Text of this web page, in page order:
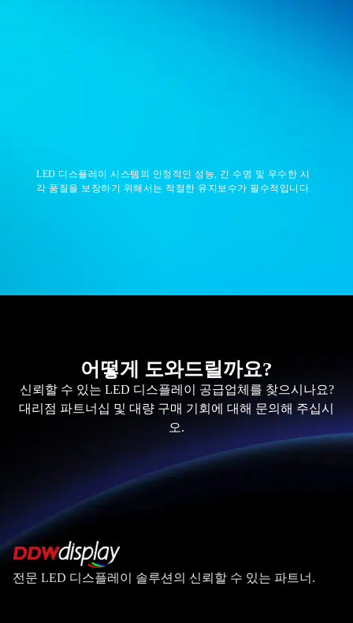
LED 디스플레이 시스템의 안정적인 성능, 긴 수명 및 우수한 시
각 품질을 보장하기 위해서는 적절한 유지보수가 필수적입니다.
어떻게 도와드릴까요?
신뢰할 수 있는 LED 디스플레이 공급업체를 찾으시나요?
대리점 파트너십 및 대량 구매 기회에 대해 문의해 주십시
오.
전문 LED 디스플레이 솔루션의 신뢰할 수 있는 파트너.